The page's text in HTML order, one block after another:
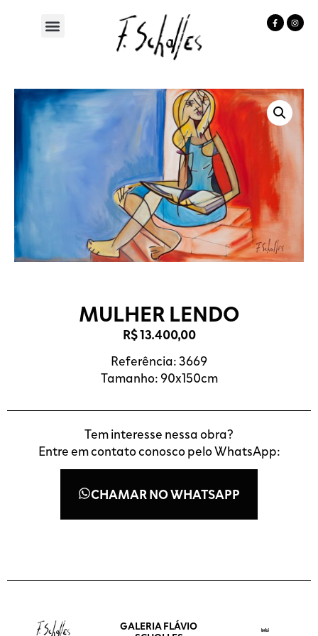
MULHER LENDO
R$13.400,00
Referência: 3669
Tamanho: 90x150cm
Tem interesse nessa obra?
Entre em contato conosco pelo WhatsApp:
CHAMAR NO WHATSAPP
GALERIA FLÁVIO